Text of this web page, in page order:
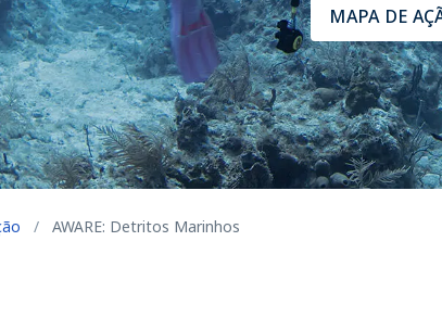
MAPA DE
/ AWARE: Detritos Marinhos